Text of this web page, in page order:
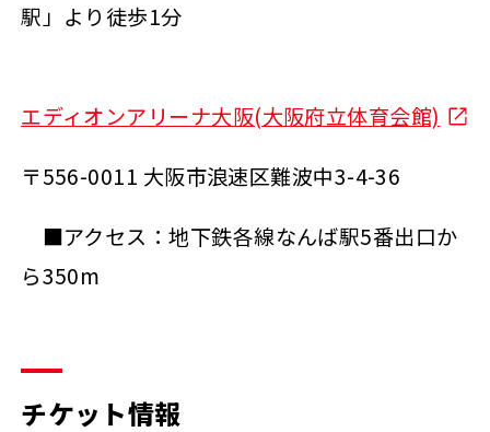
駅」より徒歩1分
エディオンアリーナ大阪(大阪府立体育会館)
〒556-0011 大阪市浪速区難波中3-4-36
■アクセス：地下鉄各線なんば駅5番出口か
ら350m
チケット情報